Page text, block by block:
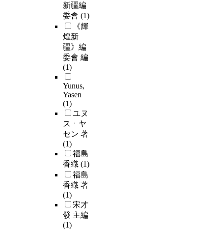
新疆編
委會 (1)
《輝
煌新
疆》編
委會 編
(1)
Yunus,
Yasen
(1)
ユヌ
スㆍヤ
セン 著
(1)
福島
香織 (1)
福島
香織 著
(1)
宋才
發 主編
(1)